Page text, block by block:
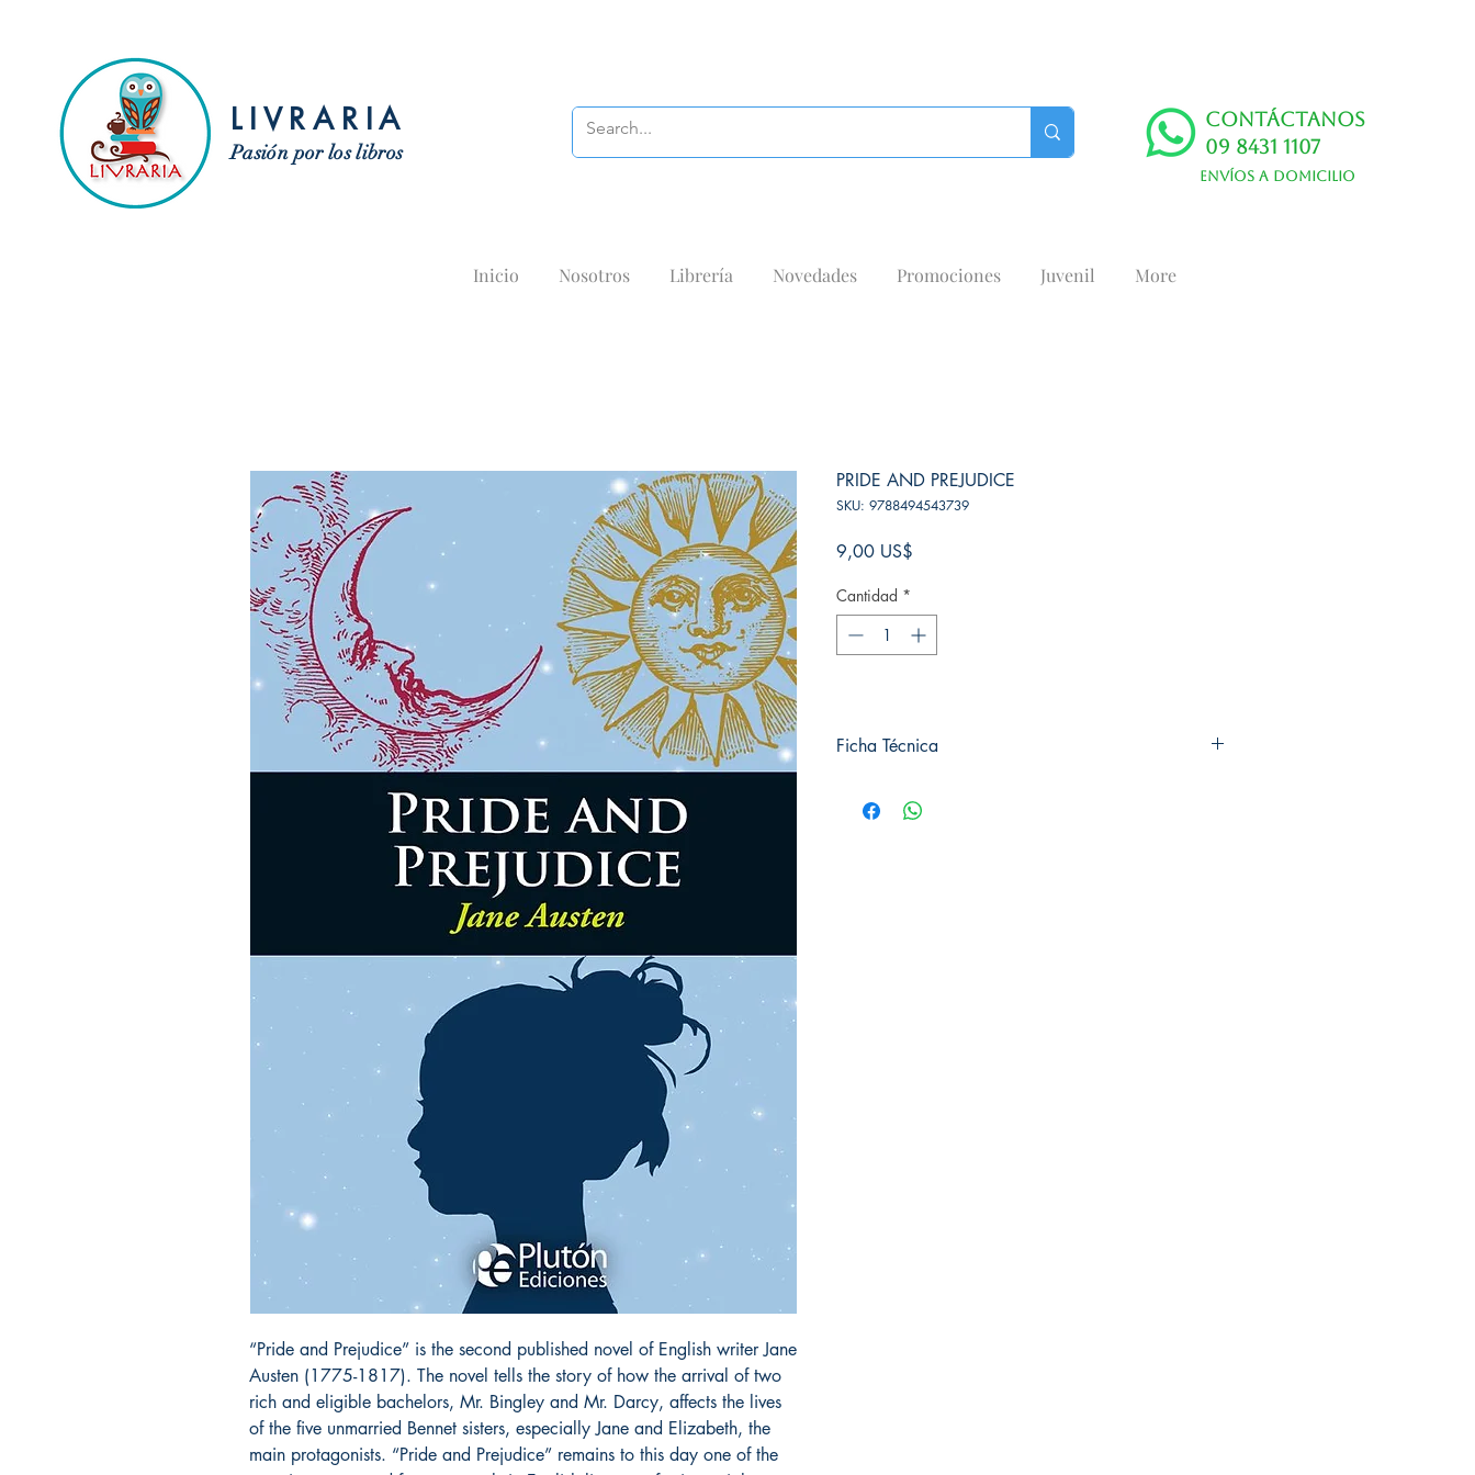
LIVRARIA
Pasión por los libros
Contáctanos
09 8431 1107
Envíos a domicilio
Inicio Nosotros Librería Novedades Promociones Juvenil More
“Pride and Prejudice” is the second published novel of English writer Jane
Austen (1775-1817). The novel tells the story of how the arrival of two
rich and eligible bachelors, Mr. Bingley and Mr. Darcy, affects the lives
of the five unmarried Bennet sisters, especially Jane and Elizabeth, the
main protagonists. “Pride and Prejudice” remains to this day one of the
PRIDE AND PREJUDICE
SKU: 9788494543739
9,00 US$
Cantidad *
Ficha Técnica
Editorial: Pluton